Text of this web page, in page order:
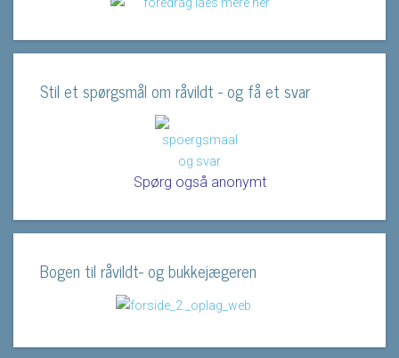
Stil et spørgsmål om råvildt - og få et svar
Spørg også anonymt
Bogen til råvildt- og bukkejægeren